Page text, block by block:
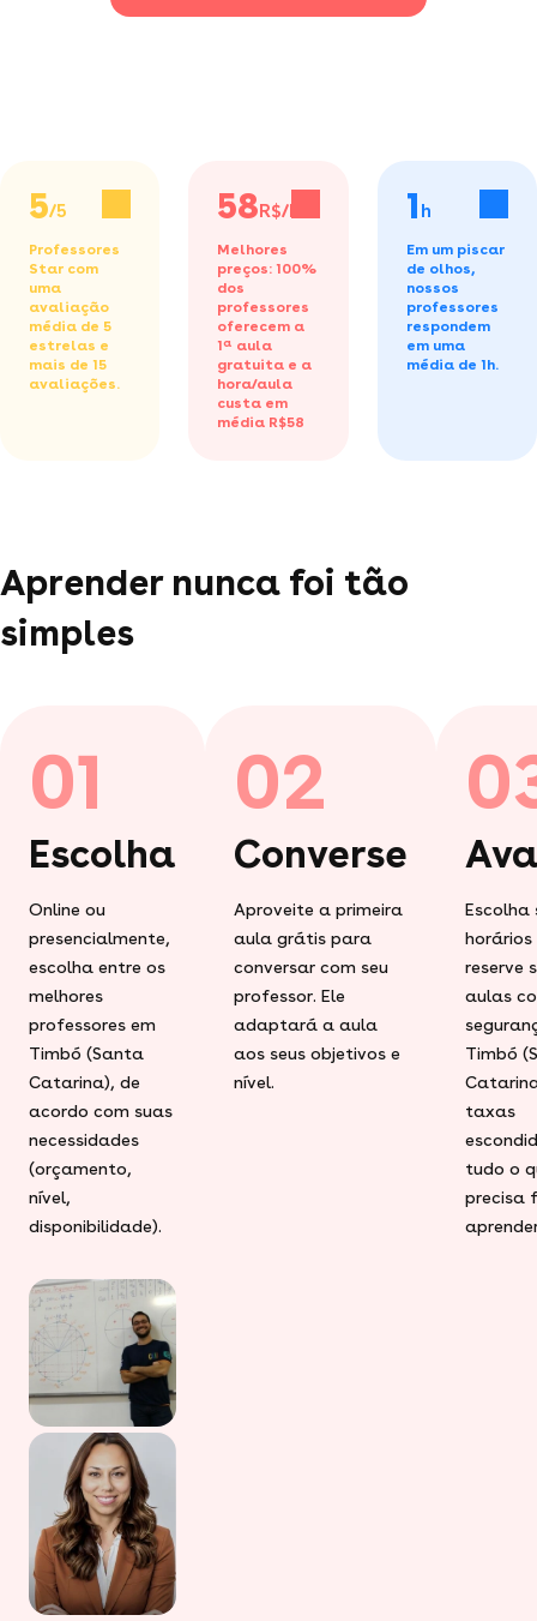
5/5
Professores
Star com
uma
avaliação
média de 5
estrelas e
mais de 15
avaliações.
58R$/h
Melhores
preços: 100%
dos
professores
oferecem a
1ª aula
gratuita e a
hora/aula
custa em
média R$58
1 h
Em um piscar
de olhos,
nossos
professores
respondem
em uma
média de 1h.
Aprender nunca foi tão
simples
01
Escolha
Online ou
presencialmente,
escolha entre os
melhores
professores em
Timbó (Santa
Catarina), de
acordo com suas
necessidades
(orçamento,
nível,
disponibilidade).
02
Converse
Aproveite a primeira
aula grátis para
conversar com seu
professor. Ele
adaptará a aula
aos seus objetivos e
nível.
Escolha
horários
reserve
aulas
Timbó
taxas
tudo o
precisa